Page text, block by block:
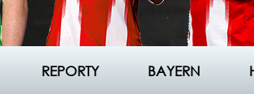
REPORTY BAYERN